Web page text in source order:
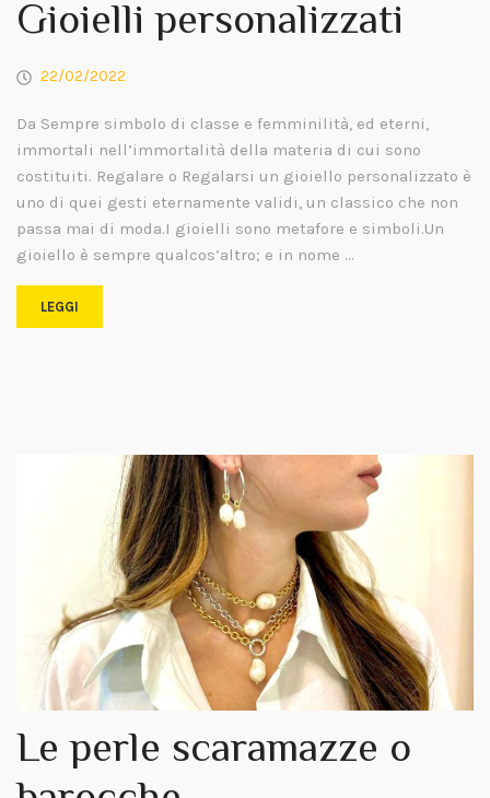
Gioielli personalizzati
22/02/2022
Da Sempre simbolo di classe e femminilità, ed eterni,
immortali nell’immortalità della materia di cui sono
costituiti. Regalare o Regalarsi un gioiello personalizzato è
uno di quei gesti eternamente validi, un classico che non
passa mai di moda.I gioielli sono metafore e simboli.Un
gioiello è sempre qualcos’altro; e in nome …
LEGGI
Le perle scaramazze o